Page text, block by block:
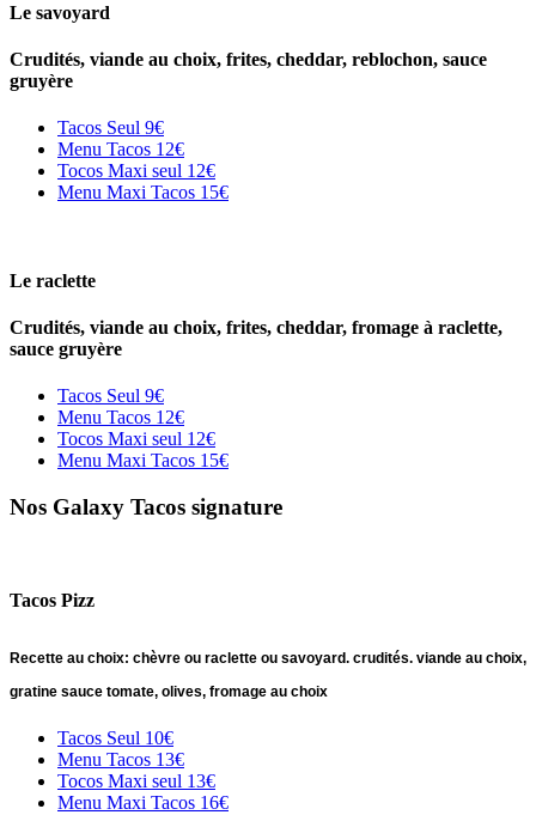
Le savoyard
Crudités, viande au choix, frites, cheddar, reblochon, sauce
gruyère
Tacos Seul 9€
Menu Tacos 12€
Tocos Maxi seul 12€
Menu Maxi Tacos 15€
Le raclette
Crudités, viande au choix, frites, cheddar, fromage à raclette,
sauce gruyère
Tacos Seul 9€
Menu Tacos 12€
Tocos Maxi seul 12€
Menu Maxi Tacos 15€
Nos Galaxy Tacos signature
Tacos Pizz
Recette au choix: chèvre ou raclette ou savoyard. crudités. viande au choix,
gratine sauce tomate, olives, fromage au choix
Tacos Seul 10€
Menu Tacos 13€
Tocos Maxi seul 13€
Menu Maxi Tacos 16€